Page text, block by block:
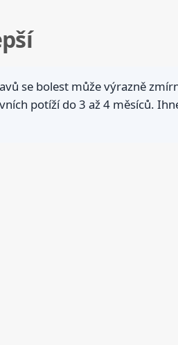
se bolest může výrazně
potíží do 3 až 4 měsíců.